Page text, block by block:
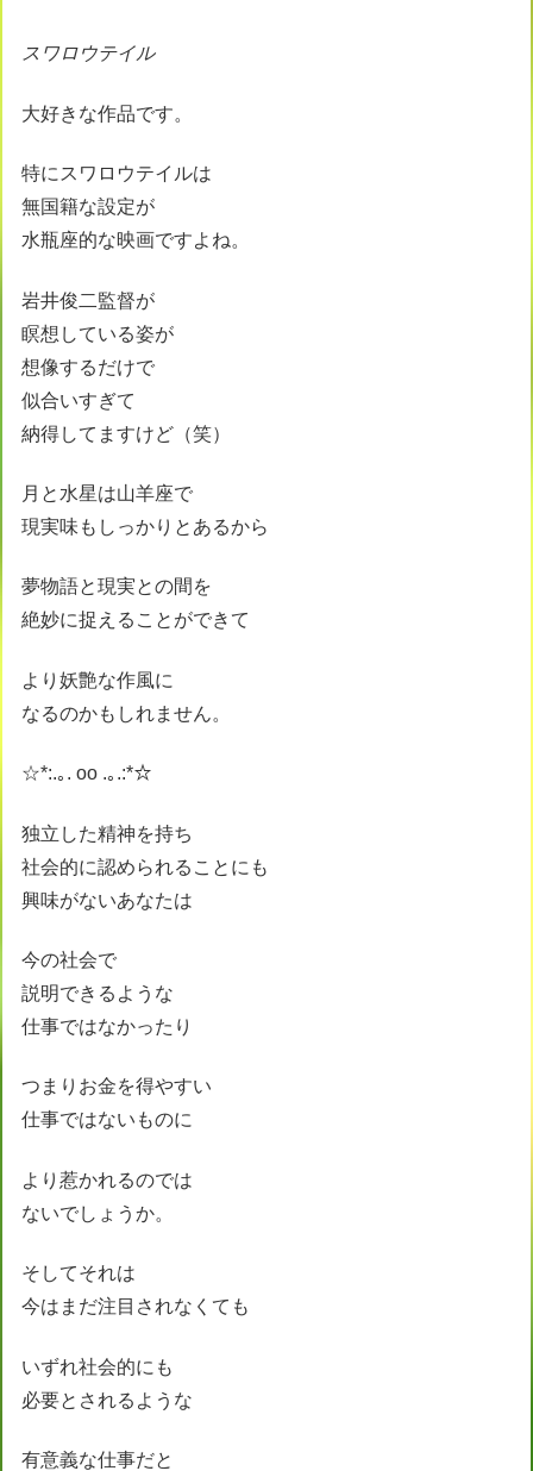
スワロウテイル
大好きな作品です。
特にスワロウテイルは
無国籍な設定が
水瓶座的な映画ですよね。
岩井俊二監督が
瞑想している姿が
想像するだけで
似合いすぎて
納得してますけど（笑）
月と水星は山羊座で
現実味もしっかりとあるから
夢物語と現実との間を
絶妙に捉えることができて
より妖艶な作風に
なるのかもしれません。
☆*:.｡. oo .｡.:*☆
独立した精神を持ち
社会的に認められることにも
興味がないあなたは
今の社会で
説明できるような
仕事ではなかったり
つまりお金を得やすい
仕事ではないものに
より惹かれるのでは
ないでしょうか。
そしてそれは
今はまだ注目されなくても
いずれ社会的にも
必要とされるような
有意義な仕事だと